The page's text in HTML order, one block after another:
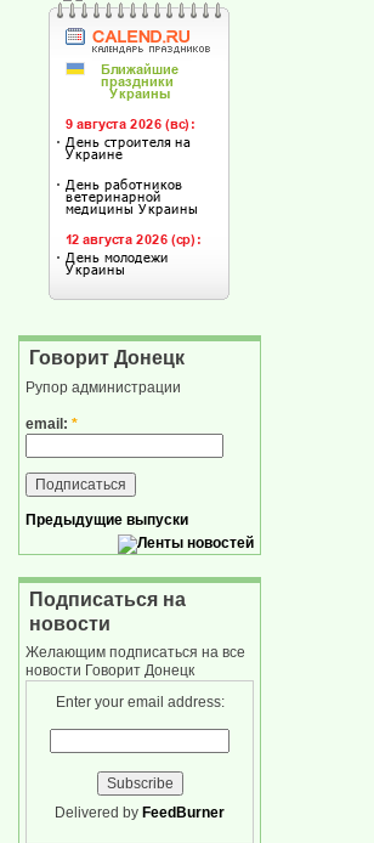
Говорит Донецк
Рупор администрации
email: *
Предыдущие выпуски
Подписаться на
новости
Желающим подписаться на все
новости Говорит Донецк
Enter your email address:
Delivered by FeedBurner